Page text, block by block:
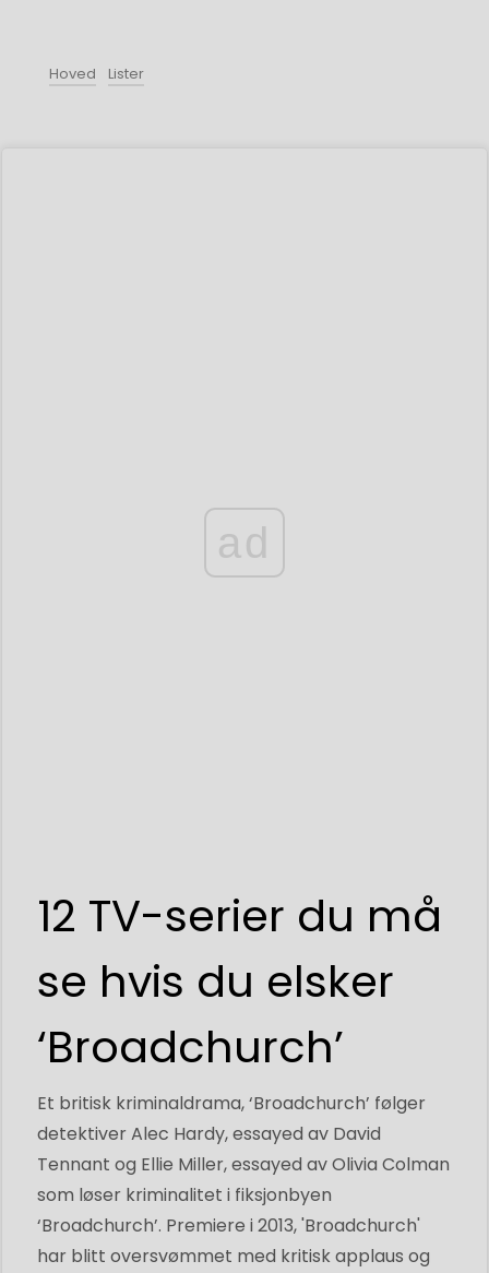
Hoved Lister
ad
12 TV-serier du må
se hvis du elsker
‘Broadchurch’
Et britisk kriminaldrama, ‘Broadchurch’ følger
detektiver Alec Hardy, essayed av David
Tennant og Ellie Miller, essayed av Olivia Colman
som løser kriminalitet i fiksjonbyen
‘Broadchurch’. Premiere i 2013, 'Broadchurch'
har blitt oversvømmet med kritisk applaus og